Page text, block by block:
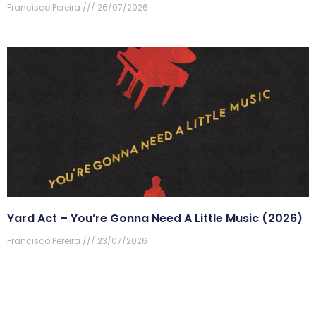
Francisco Pereira 26/07/2026
Yard Act – You’re Gonna Need A Little Music (2026)
Francisco Pereira 23/07/2026